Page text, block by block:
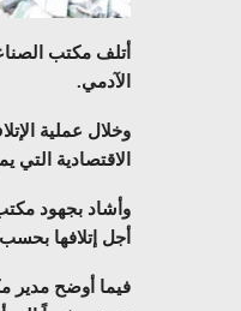
أتلف مكتب
الآدمي.
وخلال عملية
الاقتصادية التي
وأشاد بجهود
أجل إتلافها
فيما أوضح مدير